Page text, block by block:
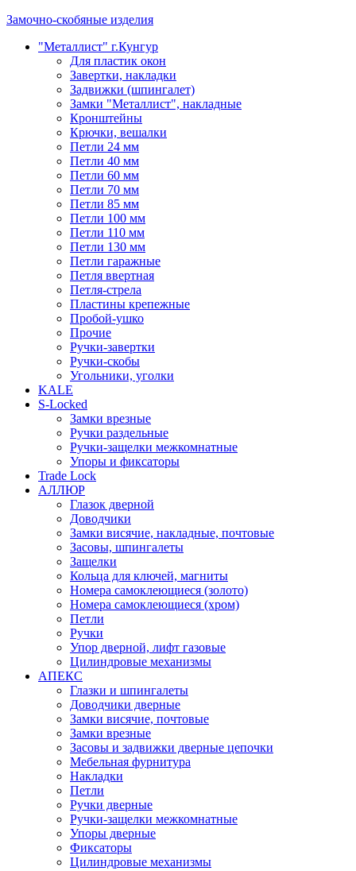
Замочно-скобяные изделия
"Металлист" г.Кунгур
Для пластик окон
Завертки, накладки
Задвижки (шпингалет)
Замки "Металлист", накладные
Кронштейны
Крючки, вешалки
Петли 24 мм
Петли 40 мм
Петли 60 мм
Петли 70 мм
Петли 85 мм
Петли 100 мм
Петли 110 мм
Петли 130 мм
Петли гаражные
Петля ввертная
Петля-стрела
Пластины крепежные
Пробой-ушко
Прочие
Ручки-завертки
Ручки-скобы
Угольники, уголки
KALE
S-Locked
Замки врезные
Ручки раздельные
Ручки-защелки межкомнатные
Упоры и фиксаторы
Trade Lock
АЛЛЮР
Глазок дверной
Доводчики
Замки висячие, накладные, почтовые
Засовы, шпингалеты
Защелки
Кольца для ключей, магниты
Номера самоклеющиеся (золото)
Номера самоклеющиеся (хром)
Петли
Ручки
Упор дверной, лифт газовые
Цилиндровые механизмы
АПЕКС
Глазки и шпингалеты
Доводчики дверные
Замки висячие, почтовые
Замки врезные
Засовы и задвижки дверные цепочки
Мебельная фурнитура
Накладки
Петли
Ручки дверные
Ручки-защелки межкомнатные
Упоры дверные
Фиксаторы
Цилиндровые механизмы